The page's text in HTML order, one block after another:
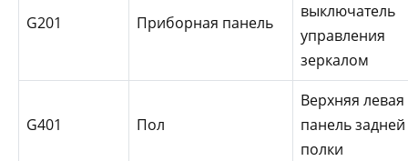
G201 Приборная панель
выключатель
управления
зеркалом
G401 Пол
Верхняя левая
панель задней
полки